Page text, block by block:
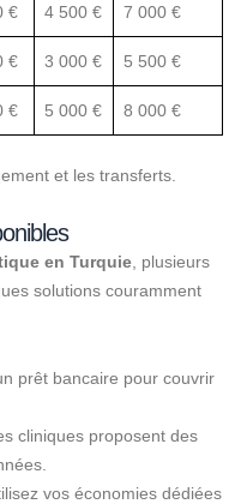
€ 4 500 € 7 000 €
€ 3 000 € 5 500 €
€ 5 000 € 8 000 €
et les transferts.
en Turquie, plusieurs
solutions couramment
prêt bancaire pour couvrir
cliniques proposent des
vos économies dédiées